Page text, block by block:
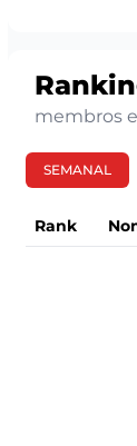
membros
SEMANAL
Rank